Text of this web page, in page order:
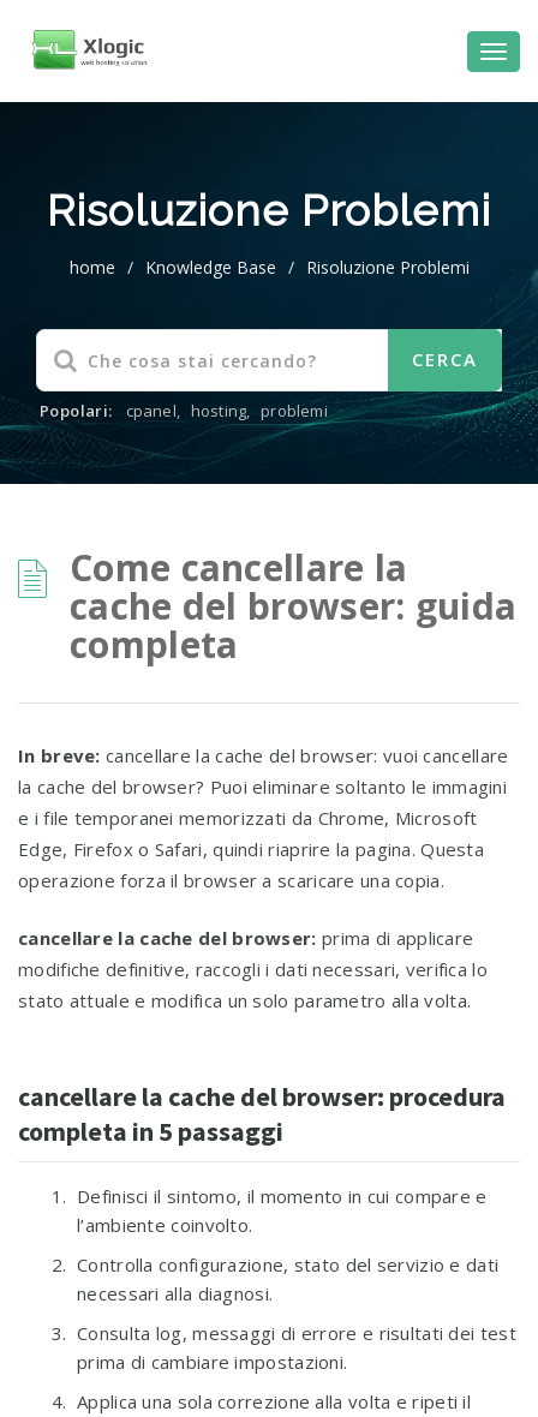
Risoluzione Problemi
home / Knowledge Base / Risoluzione Problemi
Popolari: cpanel, hosting, problemi
Come cancellare la
cache del browser: guida
completa
In breve: cancellare la cache del browser: vuoi cancellare
la cache del browser? Puoi eliminare soltanto le immagini
e i file temporanei memorizzati da Chrome, Microsoft
Edge, Firefox o Safari, quindi riaprire la pagina. Questa
operazione forza il browser a scaricare una copia.
cancellare la cache del browser: prima di applicare
modifiche definitive, raccogli i dati necessari, verifica lo
stato attuale e modifica un solo parametro alla volta.
cancellare la cache del browser: procedura
completa in 5 passaggi
Definisci il sintomo, il momento in cui compare e
l’ambiente coinvolto.
Controlla configurazione, stato del servizio e dati
necessari alla diagnosi.
Consulta log, messaggi di errore e risultati dei test
prima di cambiare impostazioni.
Applica una sola correzione alla volta e ripeti il